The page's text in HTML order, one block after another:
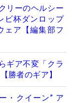
リーのヘルシー
ビ杯ダンロップ
ェア【編集部フ
ギア不変「クラ
勝者のギア】
・クイーン” ア